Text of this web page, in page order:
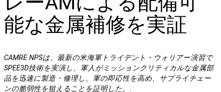
能な金属補修を実証
CAMRE NPSは、最新の米海軍トライデント・ウォリアー演習で
SPEE3D技術を実演し、軍人がミッションクリティカルな金属部
品を迅速に製造・修理し、軍の即応性を高め、サプライチェー
ンの脆弱性を狙えることを証明した。.